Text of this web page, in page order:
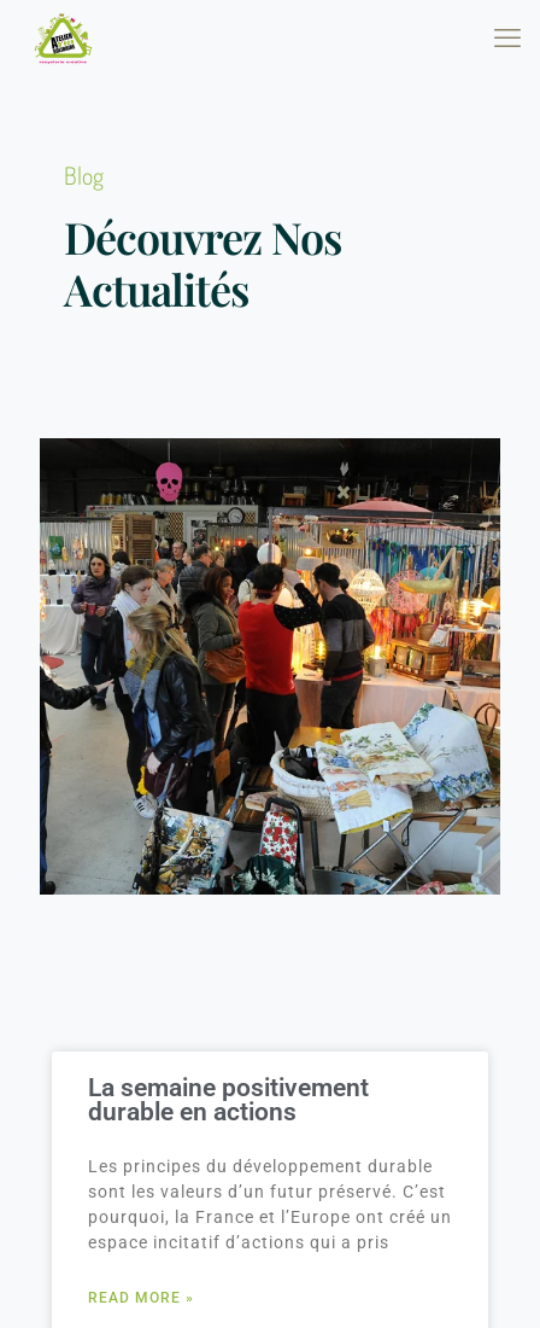
Blog
Découvrez Nos
Actualités
La semaine positivement
durable en actions
Les principes du développement durable
sont les valeurs d’un futur préservé. C’est
pourquoi, la France et l’Europe ont créé un
espace incitatif d’actions qui a pris
READ MORE »